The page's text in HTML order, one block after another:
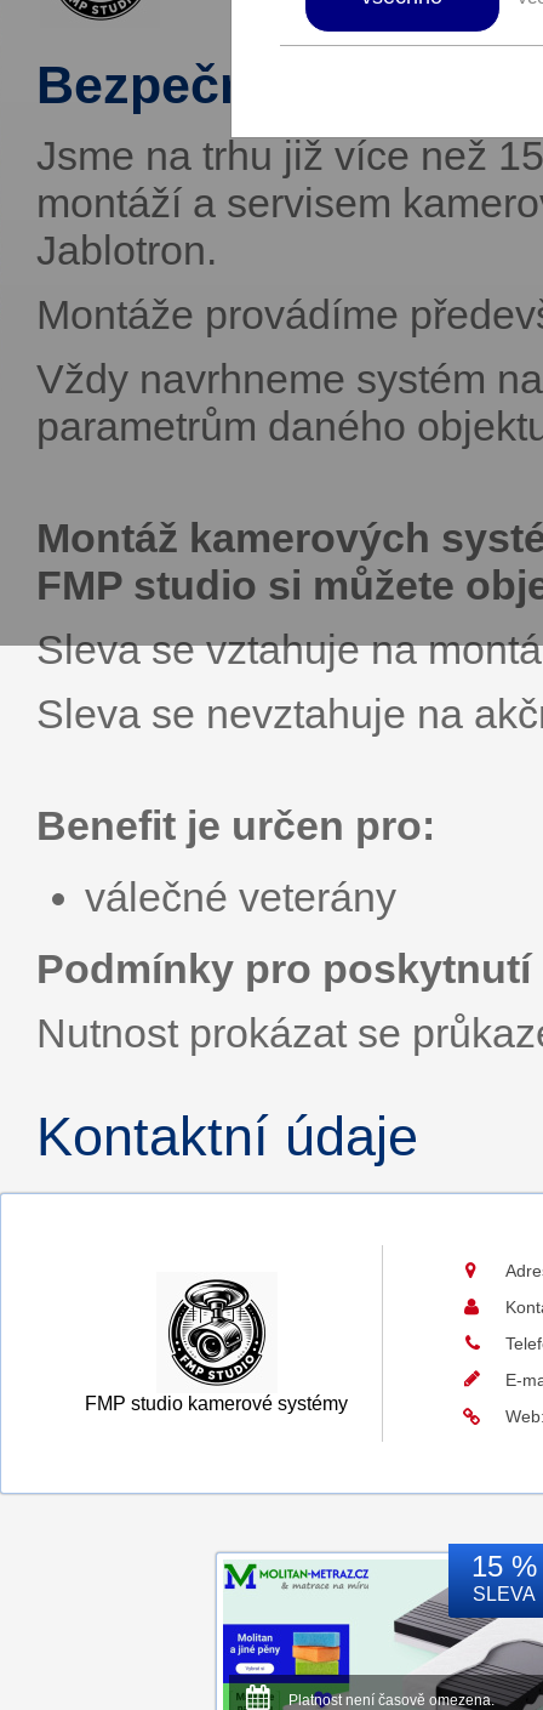
Bezpečnost,
Jsme na trhu již více než
montáží a servisem
Jablotron.
Montáže provádíme
Vždy navrhneme systém
parametrům daného
Montáž kamerových
FMP studio si můžete
Sleva se vztahuje na
Sleva se nevztahuje na
Benefit je určen pro:
válečné veterány
Podmínky pro poskytnutí
Nutnost prokázat se
Kontaktní údaje
FMP studio kamerové systémy
E-
15 %
SLEVA
Platnost není časově omezena.